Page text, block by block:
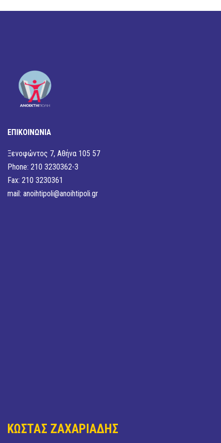
ΕΠΙΚΟΙΝΩΝΙΑ
Ξενοφώντος 7, Αθήνα 105 57
Phone: 210 3230362-3
Fax: 210 3230361
mail: anoihtipoli@anoihtipoli.gr
ΚΩΣΤΑΣ ΖΑΧΑΡΙΑΔΗΣ